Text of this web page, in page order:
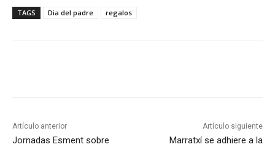
TAGS Dia del padre regalos
Artículo anterior
Jornadas Esment sobre
Artículo siguiente
Marratxí se adhiere a la